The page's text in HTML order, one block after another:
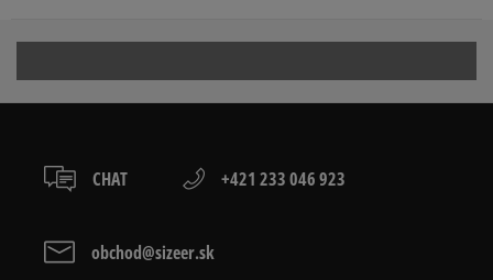
Dostupné spôsoby doručenia:
kuriér,
packeta (zásielkovňa - kamenná pobočka, výdejné
osobné prevzatie v predajni.
Dostupné spôsoby platby:
kartou,
CHAT +421 233 046 923
obchod@sizeer.sk